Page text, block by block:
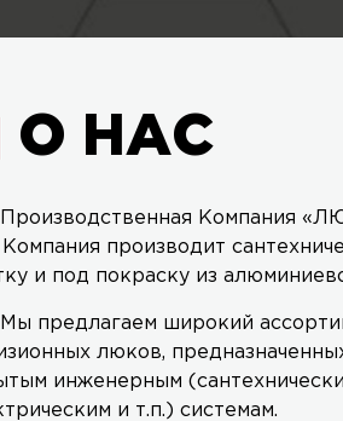
О НАС
Производственная Компания
Компания производит
и под покраску из
Мы предлагаем широкий
люков,
инженерным
и т.п.) системам.